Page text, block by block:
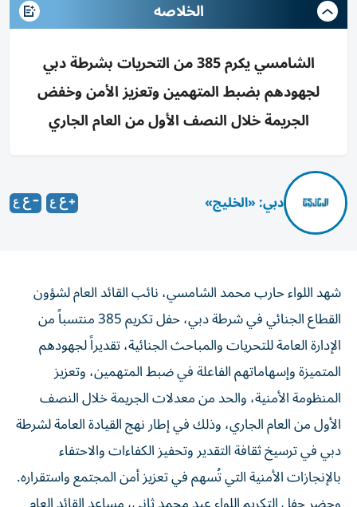
الخلاصه
الشامسي يكرم 385 من التحريات بشرطة دبي
لجهودهم بضبط المتهمين وتعزيز الأمن وخفض
الجريمة خلال النصف الأول من العام الجاري
دبي: «الخليج»
شهد اللواء حارب محمد الشامسي، نائب القائد العام لشؤون
القطاع الجنائي في شرطة دبي، حفل تكريم 385 منتسباً من
الإدارة العامة للتحريات والمباحث الجنائية، تقديراً لجهودهم
المتميزة وإسهاماتهم الفاعلة في ضبط المتهمين، وتعزيز
المنظومة الأمنية، والحد من معدلات الجريمة خلال النصف
الأول من العام الجاري، وذلك في إطار نهج القيادة العامة لشرطة
دبي في ترسيخ ثقافة التقدير وتحفيز الكفاءات والاحتفاء
بالإنجازات الأمنية التي تُسهم في تعزيز أمن المجتمع واستقراره.